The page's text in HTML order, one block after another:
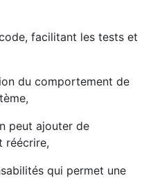
facilitant les tests et
du comportement de
peut ajouter de
réécrire,
qui permet une